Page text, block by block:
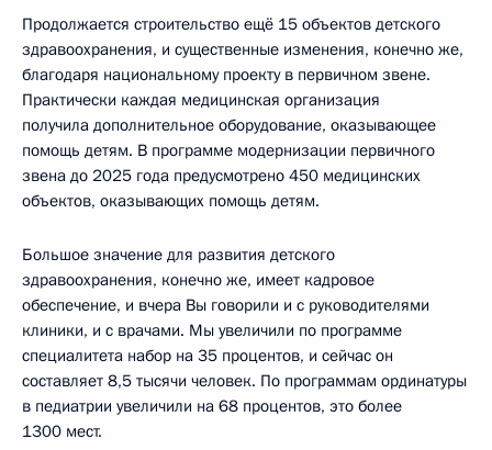
Продолжается строительство ещё 15 объектов детского
здравоохранения, и существенные изменения, конечно же,
благодаря национальному проекту в первичном звене.
Практически каждая медицинская организация
получила дополнительное оборудование, оказывающее
помощь детям. В программе модернизации первичного
звена до 2025 года предусмотрено 450 медицинских
объектов, оказывающих помощь детям.
Большое значение для развития детского
здравоохранения, конечно же, имеет кадровое
обеспечение, и вчера Вы говорили и с руководителями
клиники, и с врачами. Мы увеличили по программе
специалитета набор на 35 процентов, и сейчас он
составляет 8,5 тысячи человек. По программам ординатуры
в педиатрии увеличили на 68 процентов, это более
1300 мест.